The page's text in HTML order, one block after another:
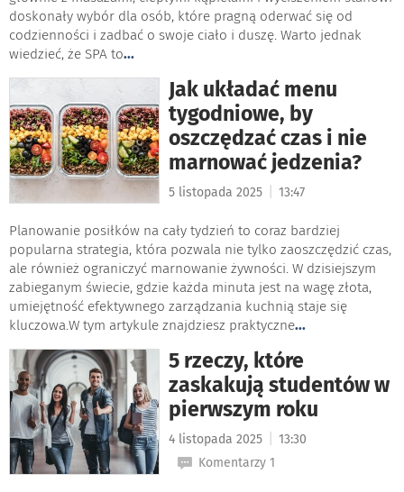
doskonały wybór dla osób, które pragną oderwać się od
codzienności i zadbać o swoje ciało i duszę. Warto jednak
wiedzieć, że SPA to...
Jak układać menu
tygodniowe, by
oszczędzać czas i nie
marnować jedzenia?
5 listopada 2025 13:47
Planowanie posiłków na cały tydzień to coraz bardziej
popularna strategia, która pozwala nie tylko zaoszczędzić czas,
ale również ograniczyć marnowanie żywności. W dzisiejszym
zabieganym świecie, gdzie każda minuta jest na wagę złota,
umiejętność efektywnego zarządzania kuchnią staje się
kluczowa.W tym artykule znajdziesz praktyczne...
5 rzeczy, które
zaskakują studentów w
pierwszym roku
4 listopada 2025
13:30
Komentarzy 1